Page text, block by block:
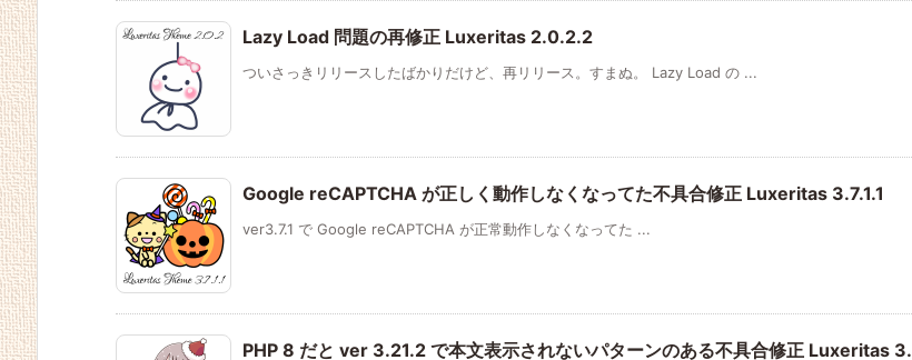
Lazy Load 問題の再修正 Luxeritas 2.0.2.2
ついさっきリリースしたばかりだけど、再リリース。すまぬ。 Lazy Load の ...
Google reCAPTCHA が正しく動作しなくなってた不具合修正 Luxeritas 3.7.1.1
ver3.7.1 で Google reCAPTCHA が正常動作しなくなってた ...
PHP 8 だと ver 3.21.2 で本文表示されないパターンのある不具合修正 Luxeritas 3.